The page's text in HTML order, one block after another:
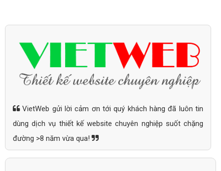
VietWeb gửi lời cảm ơn tới quý khách hàng đã luôn tin
dùng dịch vụ thiết kế website chuyên nghiệp suốt chặng
đường >8 năm vừa qua!